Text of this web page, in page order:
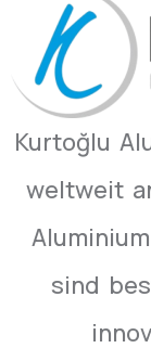
Kurtoğlu
weltweit
sind